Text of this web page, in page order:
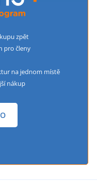
zpět
pro členy
na jednom místě
nákup